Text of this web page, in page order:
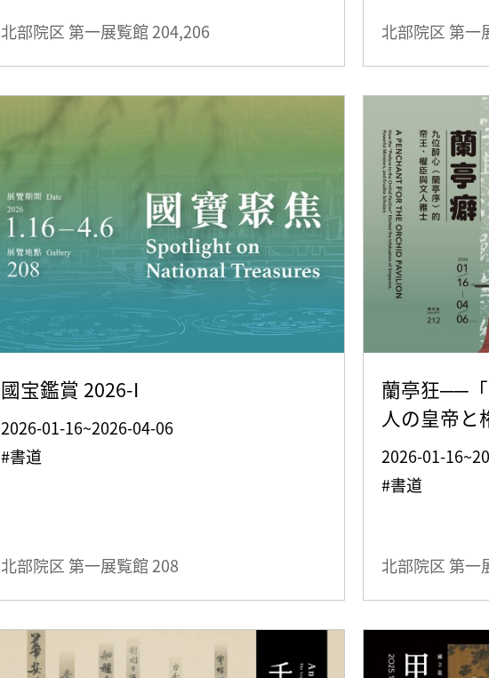
北部院区 第一展覧館204,206 北部院区 第一
國宝鑑賞 2026-I
2026-01-16~2026-04-06
#書道
北部院区 第一展覧館 208
蘭亭狂──
人の皇帝と
2026-01-
#書道
北部院区 第一